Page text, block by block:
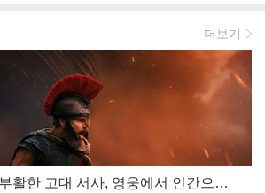
더보기
오디세이- IMAX로 부활한 고대 서사, 영웅에서 인간으로의 귀환 (오락성 9 | 작품성 9)